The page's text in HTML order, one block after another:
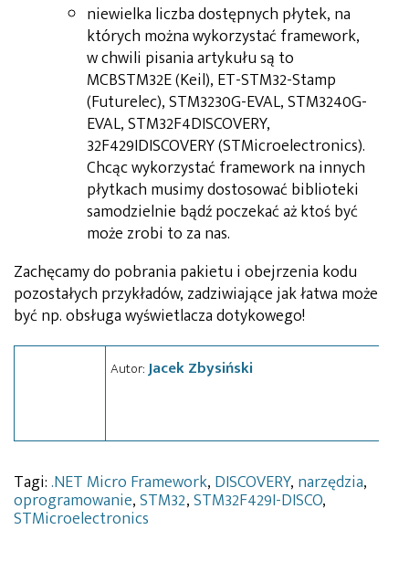
niewielka liczba dostępnych płytek, na
których można wykorzystać framework,
w chwili pisania artykułu są to
MCBSTM32E (Keil), ET-STM32-Stamp
(Futurelec), STM3230G-EVAL, STM3240G-
EVAL, STM32F4DISCOVERY,
32F429IDISCOVERY (STMicroelectronics).
Chcąc wykorzystać framework na innych
płytkach musimy dostosować biblioteki
samodzielnie bądź poczekać aż ktoś być
może zrobi to za nas.
Zachęcamy do pobrania pakietu i obejrzenia kodu
pozostałych przykładów, zadziwiające jak łatwa może
być np. obsługa wyświetlacza dotykowego!
Autor:Jacek Zbysiński
Tagi:.NET Micro Framework, DISCOVERY, narzędzia,
oprogramowanie,STM32,STM32F429I-DISCO,
STMicroelectronics